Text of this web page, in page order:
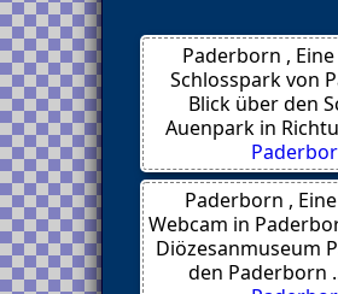
Konstanz-
Murr
Lahr-
Bretzfeld-
Schuttertal-
Paderborn ,
Schlosspark von
Blick über den
Auenpark in
Paderborn ,
Webcam in
Diözesanmuseum
den Paderborn